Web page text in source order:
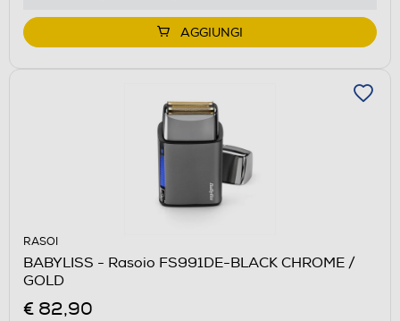
AGGIUNGI
RASOI
BABYLISS - Rasoio FS991DE-BLACK CHROME /
GOLD
€ 82,90